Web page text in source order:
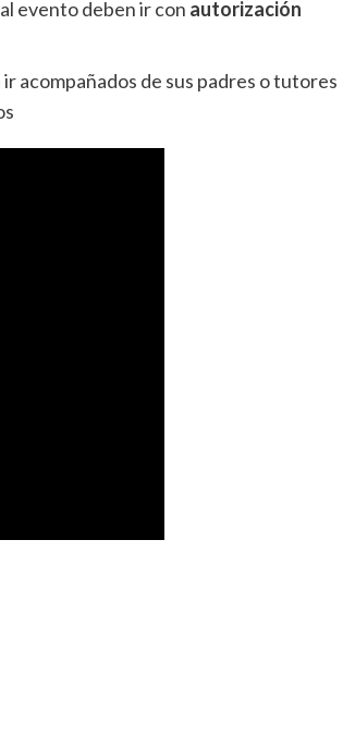
evento deben ir con autorización
acompañados de sus padres o tutores